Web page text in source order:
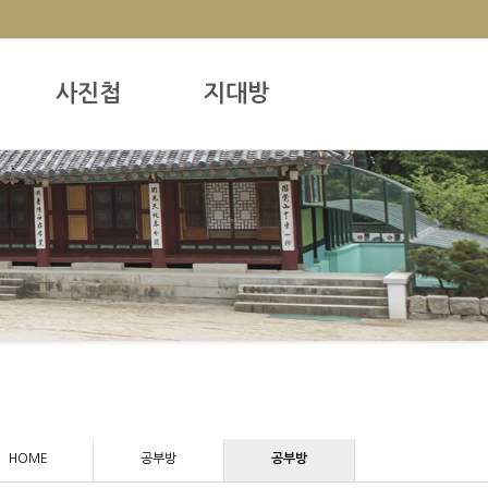
사진첩 지대방
공부방
공부방
HOME